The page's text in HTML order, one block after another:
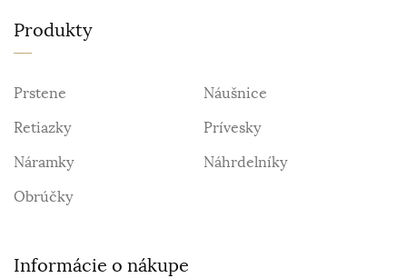
Produkty
Prstene
Náušnice
Retiazky
Prívesky
Náramky
Náhrdelníky
Obrúčky
Informácie o nákupe